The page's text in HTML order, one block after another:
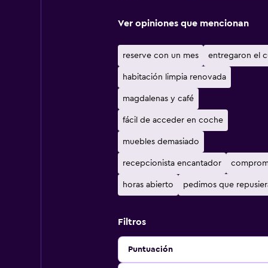
Ver opiniones que mencionan
reserve con un mes entregaron el
habitación limpia renovada
magdalenas y café
fácil de acceder en coche
muebles demasiado
recepcionista encantador
horas abierto pedimos que
Filtros
Puntuación